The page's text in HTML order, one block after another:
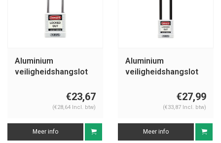
Aluminium
veiligheidshangslot
€23,67
(€28,64 Incl. btw)
Meer info
Aluminium
veiligheidshangslot
74/40HB75 wit€27,99
(€33,87 Incl. btw)
Meer info